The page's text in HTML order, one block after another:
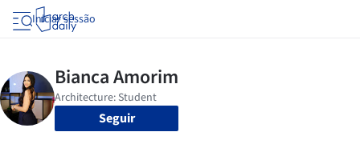
Iniciar sessão
Seguir